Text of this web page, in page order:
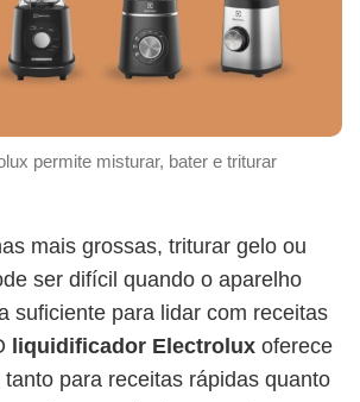
permite misturar, bater e triturar
mais grossas, triturar gelo ou
ser difícil quando o aparelho
suficiente para lidar com receitas
liquidificador Electrolux oferece
para receitas rápidas quanto